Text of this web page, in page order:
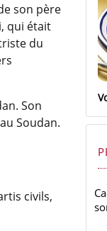
son père
qui était
du
Son
Soudan.
civils,